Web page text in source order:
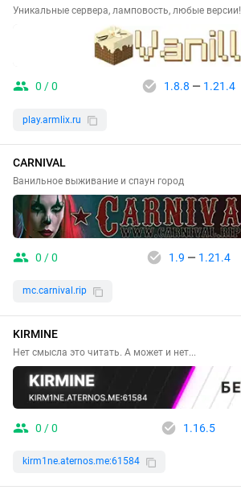
Уникальные сервера, ламповость, любые версии!
0 / 0 1.8.8 — 1.21.4
play.armlix.ru
CARNIVAL
Ванильное выживание и спаун город
0 / 0 1.9 — 1.21.4
mc.carnival.rip
KIRMINE
Нет смысла это читать. А может и нет...
0 / 0 1.16.5
kirm1ne.aternos.me:61584